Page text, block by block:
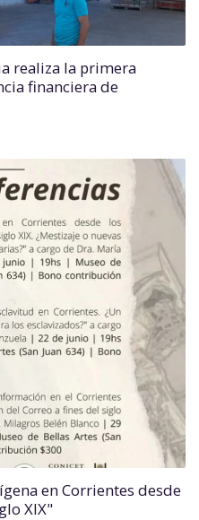
realiza la primera
financiera de
en Corrientes desde
XIX"